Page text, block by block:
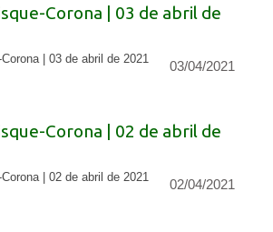
Corona | 03 de abril de
| 03 de abril de 2021 03/04/2021
Corona | 02 de abril de
| 02 de abril de 2021 02/04/2021